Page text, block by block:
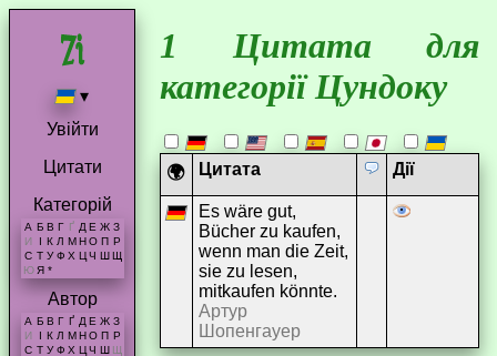
▾
Увійти
Цитати
Категорій
А Б В Г Ґ Д Е Ж З
И
І К Л М Н О П Р
С Т У Ф Х Ц Ч Ш Щ
Ю Я *
Автор
А Б В Г Ґ Д Е Ж З
И
К Л М Н О П Р
С Т У Ф Х Ц Ч Ш Щ
1 Цитата для
категорії Цундоку
🌍 Цитата Дії
Es wäre gut,
Bücher zu kaufen,
wenn man die Zeit,
sie zu lesen,
mitkaufen könnte.
Артур
Шопенгауер